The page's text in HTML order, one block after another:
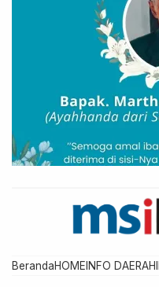
BerandaHOME INFO DAERAH